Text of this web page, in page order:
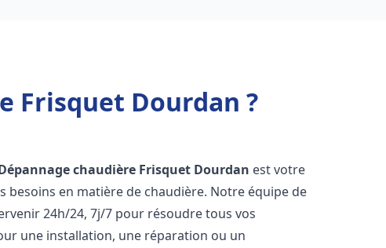
Frisquet Dourdan ?
chaudière Frisquet Dourdan est votre
en matière de chaudière. Notre équipe de
24h/24, 7j/7 pour résoudre tous vos
une installation, une réparation ou un